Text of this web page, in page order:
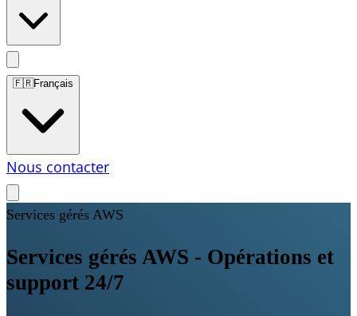
🇫🇷Français
Nous contacter
Services gérés AWS
Services gérés AWS - Opérations et
support 24/7